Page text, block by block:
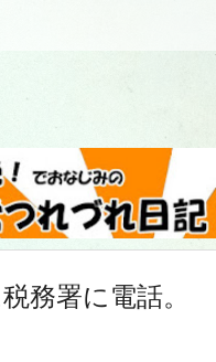
務署に電話。